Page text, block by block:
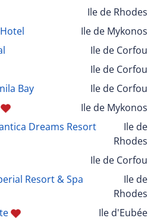
Ile de Rhodes
Ile de Mykonos
Ile de Corfou
Ile de Corfou
Bay
Ile de Corfou
Ile de Mykonos
Dreams Resort
Ile de
Rhodes
Ile de Corfou
Resort & Spa
Ile de
Rhodes
Ile d'Eubée